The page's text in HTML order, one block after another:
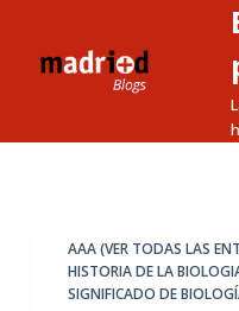
a
AAA (VER TODAS LAS
HISTORIA DE LA
SIGNIFICADO DE